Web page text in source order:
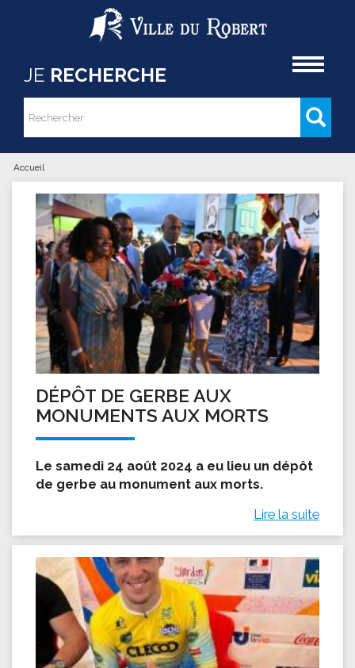
Aller au contenu principal
JE RECHERCHE
Formulaire de recherche
Rechercher
Vous êtes ici
Accueil
DÉPÔT DE GERBE AUX
MONUMENTS AUX MORTS
Le samedi 24 août 2024 a eu lieu un dépôt
de gerbe au monument aux morts.
Lire la suite